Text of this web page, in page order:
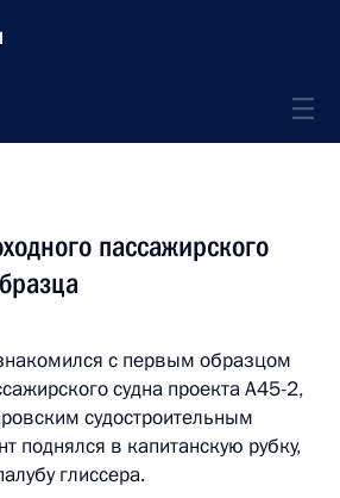
пассажирского
с первым образцом
судна проекта А45-2,
судостроительным
поднялся в капитанскую рубку,
глиссера.